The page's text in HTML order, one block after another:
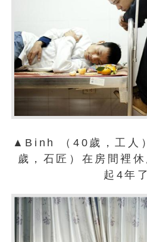
▲Binh （40歲，工人
歲，石匠）在房間裡
起4年